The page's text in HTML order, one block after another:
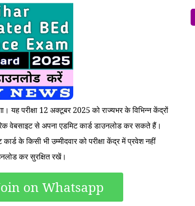
यह परीक्षा 12 अक्टूबर 2025 को राज्यभर के विभिन्न केंद्रों
वेबसाइट से अपना एडमिट कार्ड डाउनलोड कर सकते हैं।
के किसी भी उम्मीदवार को परीक्षा केंद्र में प्रवेश नहीं
कर सुरक्षित रखें।
on Whatsapp